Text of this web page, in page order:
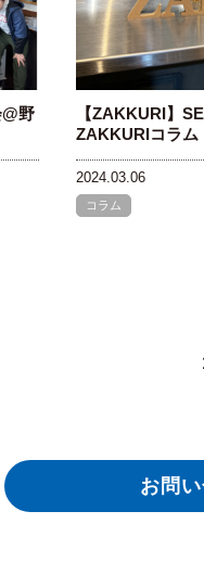
野
【ZAKKURI】
ZAKKURIコラム
2024.03.06
コラム
お問